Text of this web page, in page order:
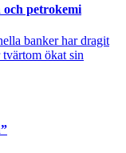
och petrokemi
banker har dragit
ökat sin